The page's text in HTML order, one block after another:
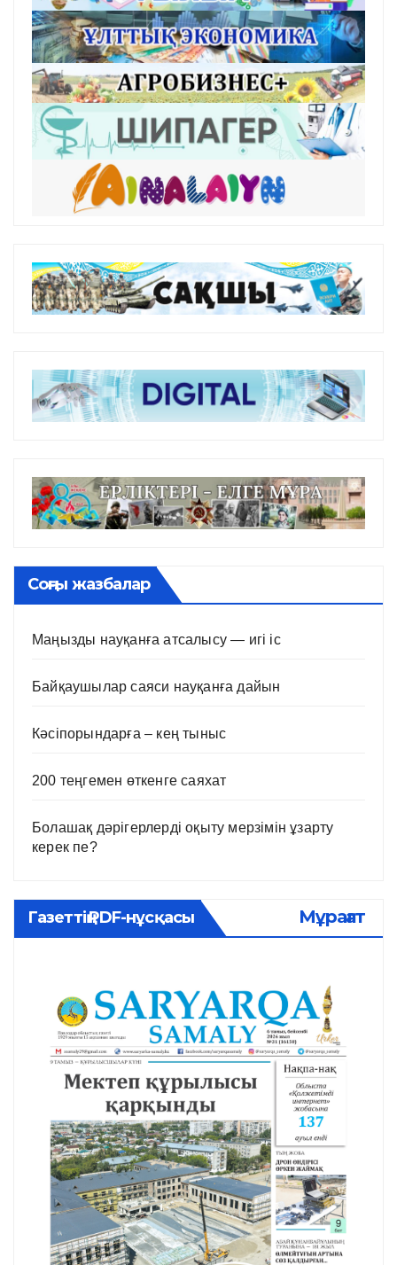
Соңғы жазбалар
Маңызды науқанға атсалысу — игі іс
Байқаушылар саяси науқанға дайын
Кәсіпорындарға – кең тыныс
200 теңгемен өткенге саяхат
Болашақ дәрігерлерді оқыту мерзімін ұзарту
керек пе?
Газеттің PDF-нұсқасы Мұрағат